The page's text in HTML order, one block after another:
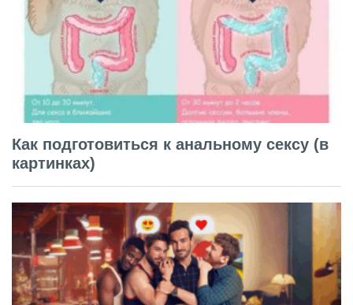
Как подготовиться к анальному сексу (в
картинках)